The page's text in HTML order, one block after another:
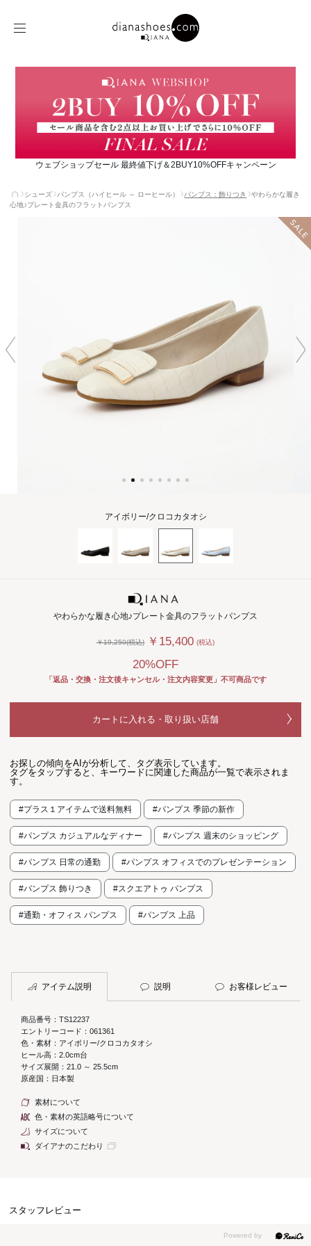
ウェブショップセール 最終値下げ＆2BUY10%OFFキャンペーン
シューズ パンプス（ハイヒール ～ ローヒール） パンプス：飾りつき
わらかな履き
心地♪プレート金具のフラットパンプス
アイボリー/クロコカタオシ
わらかな履き心地♪プレート金具のフラットパンプス
￥19,250(税込) ￥15,400 (税込)
20%OFF
「返品・交換・注文後キャンセル・注文内容変更」不可商品です
カートに入れる・取り扱い店舗
お探しの傾向をAIが分析して、タグ表示しています。
タグをタップすると、キーワードに関連した商品が一覧で表示されま
す。
#プラス１アイテムで送料無料 #パンプス 季節の新作
#パンプス カジュアルなディナー #パンプス 週末のショッピング
#パンプス 日常の通勤 #パンプス オフィスでのプレゼンテーション
#パンプス 飾りつき #スクエアトゥ パンプス
#通勤・オフィス パンプス #パンプス 上品
アイテム説明 説明 お客様レビュー
商品番号：TS12237
エントリーコード：061361
色・素材：アイボリー/クロコカタオシ
ヒール高：2.0cm台
サイズ展開：21.0 ～ 25.5cm
原産国：日本製
素材について
色・素材の英語略号について
サイズについて
ダイアナのこだわり
スタッフレビュー